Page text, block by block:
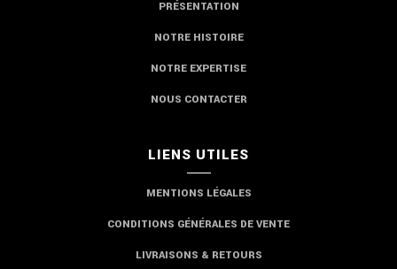
PRÉSENTATION
NOTRE HISTOIRE
NOTRE EXPERTISE
NOUS CONTACTER
LIENS UTILES
MENTIONS LÉGALES
CONDITIONS GÉNÉRALES DE VENTE
LIVRAISONS & RETOURS